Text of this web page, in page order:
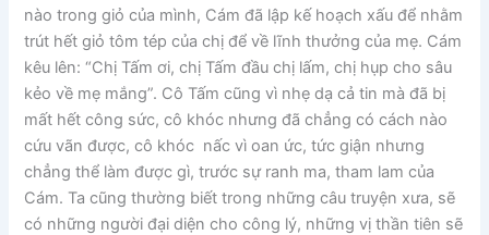
nào trong giỏ của mình, Cám đã lập kế hoạch xấu để nhằm
trút hết giỏ tôm tép của chị để về lĩnh thưởng của mẹ. Cám
kêu lên: “Chị Tấm ơi, chị Tấm đầu chị lấm, chị hụp cho sâu
kẻo về mẹ mắng”. Cô Tấm cũng vì nhẹ dạ cả tin mà đã bị
mất hết công sức, cô khóc nhưng đã chẳng có cách nào
cứu vãn được, cô khóc nấc vì oan ức, tức giận nhưng
chẳng thể làm được gì, trước sự ranh ma, tham lam của
Cám. Ta cũng thường biết trong những câu truyện xưa, sẽ
có những người đại diện cho công lý, những vị thần tiên sẽ